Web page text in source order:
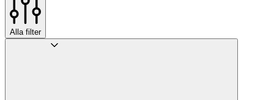
Alla filter